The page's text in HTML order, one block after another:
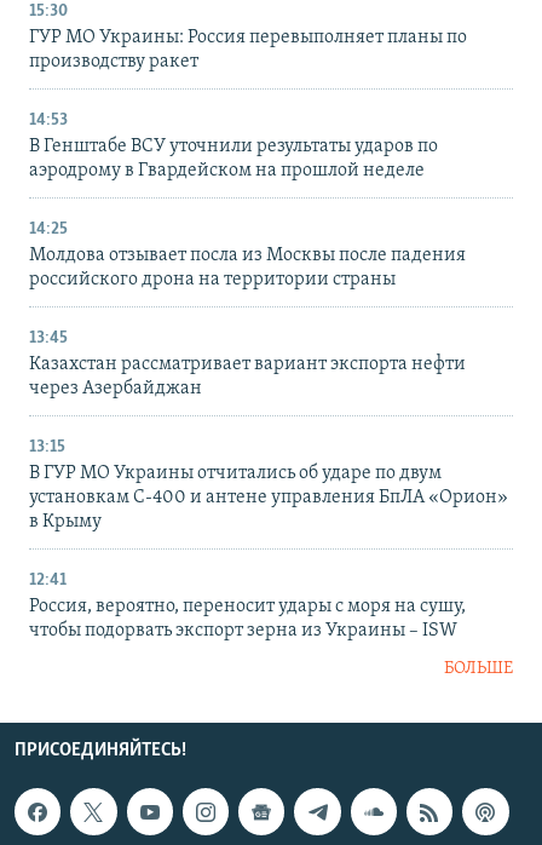
15:30
ГУР МО Украины: Россия перевыполняет планы по
производству ракет
14:53
В Генштабе ВСУ уточнили результаты ударов по
аэродрому в Гвардейском на прошлой неделе
14:25
Молдова отзывает посла из Москвы после падения
российского дрона на территории страны
13:45
Казахстан рассматривает вариант экспорта нефти
через Азербайджан
13:15
В ГУР МО Украины отчитались об ударе по двум
установкам С-400 и антене управления БпЛА «Орион»
в Крыму
12:41
Россия, вероятно, переносит удары с моря на сушу,
чтобы подорвать экспорт зерна из Украины – ISW
БОЛЬШЕ
ПРИСОЕДИНЯЙТЕСЬ!